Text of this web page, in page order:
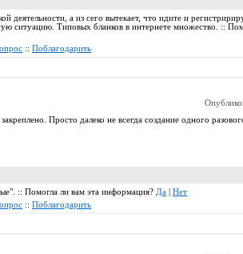
а из сего вытекает, что идите и
ситуацию. Типовых бланков в интернете множество. ::
:: Поблагодарить
Просто далеко не всегда создание одного
:: Помогла ли вам эта информация? Да
Нет
:: Поблагодарить